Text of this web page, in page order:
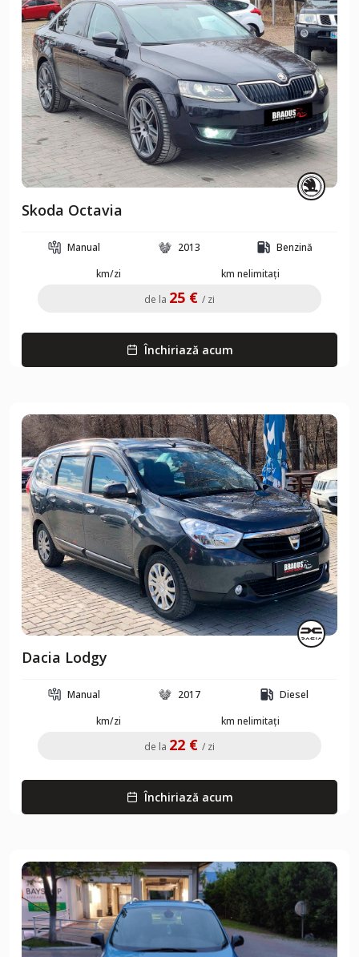
Skoda Octavia
Manual 2013
Benzină
km/zi
km nelimitați
de la 25 € / zi
Închiriază acum
Dacia Lodgy
Manual 2017
Diesel
km/zi
km nelimitați
de la 22 € / zi
Închiriază acum